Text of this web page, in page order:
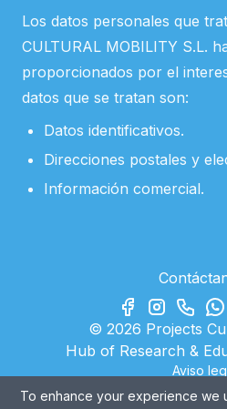
Los datos personales que
CULTURAL MOBILITY S.L.
proporcionados por el
datos que se tratan son:
Datos identificativos.
Direcciones postales y
Información comercial.
© 2026 Projects
Hub of Research &
Aviso
Política de
To enhance your experience we